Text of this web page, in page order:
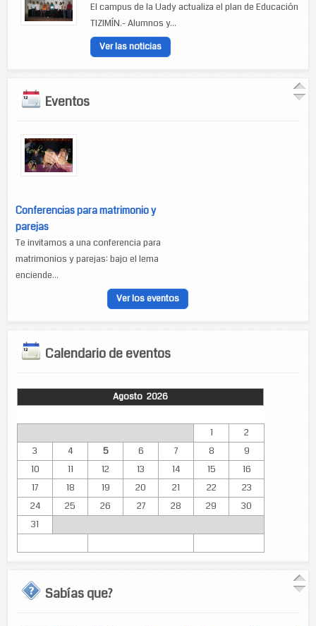
El campus de la Uady actualiza el plan de Educación
TIZIMÍN.- Alumnos y...
Ver las noticias
Eventos
Conferencias para matrimonio y
parejas
Te invitamos a una conferencia para
matrimonios y parejas: bajo el lema
enciende...
Ver los eventos
Calendario de eventos
Agosto 2026
1
2
3
4 5 6 7 8
9
10
11 12 13 14 15
16
17
18 19 20 21 22
23
24
25 26 27 28 29
30
31
Sabías que?